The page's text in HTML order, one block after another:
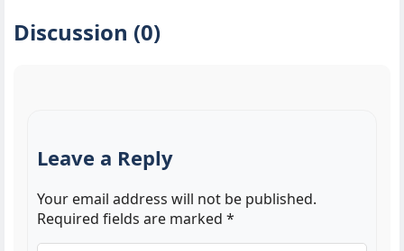
Discussion (0)
Leave a Reply
Your email address will not be published.
Required fields are marked *